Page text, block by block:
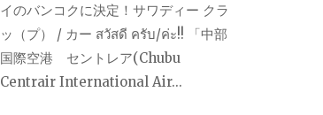
イのバンコクに決定！サワディー クラ
ッ（プ） / カー สวัสดี ครับ/ค่ะ!! 「中部
国際空港 セントレア(Chubu
Centrair International Air...